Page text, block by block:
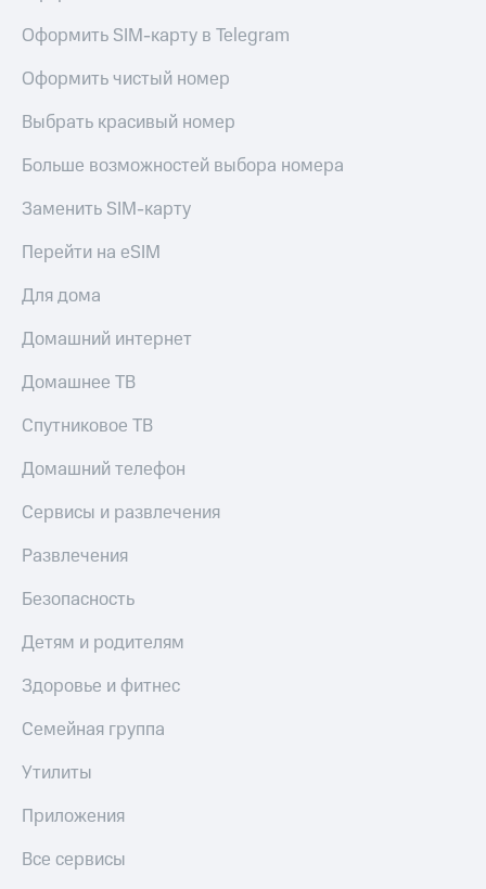
Оформить SIM-карту в Telegram
Оформить чистый номер
Выбрать красивый номер
Больше возможностей выбора номера
Заменить SIM-карту
Перейти на eSIM
Для дома
Домашний интернет
Домашнее ТВ
Спутниковое ТВ
Домашний телефон
Сервисы и развлечения
Развлечения
Безопасность
Детям и родителям
Здоровье и фитнес
Семейная группа
Утилиты
Приложения
Все сервисы